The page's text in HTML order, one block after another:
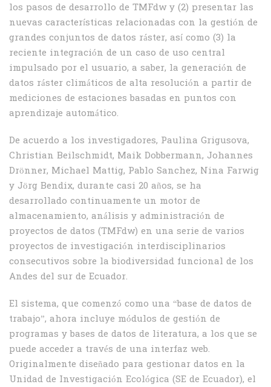
los pasos de desarrollo de TMFdw y (2) presentar las
nuevas características relacionadas con la gestión de
grandes conjuntos de datos ráster, así como (3) la
reciente integración de un caso de uso central
impulsado por el usuario, a saber, la generación de
datos ráster climáticos de alta resolución a partir de
mediciones de estaciones basadas en puntos con
aprendizaje automático.
De acuerdo a los investigadores, Paulina Grigusova,
Christian Beilschmidt, Maik Dobbermann, Johannes
Drönner, Michael Mattig, Pablo Sanchez, Nina Farwig
y Jörg Bendix, durante casi 20 años, se ha
desarrollado continuamente un motor de
almacenamiento, análisis y administración de
proyectos de datos (TMFdw) en una serie de varios
proyectos de investigación interdisciplinarios
consecutivos sobre la biodiversidad funcional de los
Andes del sur de Ecuador.
El sistema, que comenzó como una “base de datos de
trabajo”, ahora incluye módulos de gestión de
programas y bases de datos de literatura, a los que se
puede acceder a través de una interfaz web.
Originalmente diseñado para gestionar datos en la
Unidad de Investigación Ecológica (SE de Ecuador), el